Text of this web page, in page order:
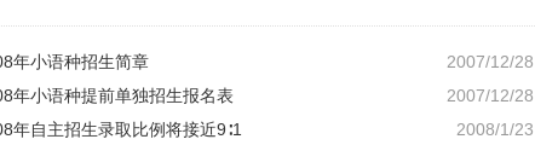
2007/12/28
年小语种招生简章
2007/12/28
年小语种提前单独招生报名表
2008/1/23
年自主招生录取比例将接近9∶1